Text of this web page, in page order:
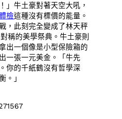
」牛土豪對著天空大吼，
檢這種沒有標價的能量。
，此刻完全變成了林天秤
稱的美學祭典。牛土豪則
出一個像是小型保險箱的
一張一元美金。「牛先
你的千紙鶴沒有哲學深
。」